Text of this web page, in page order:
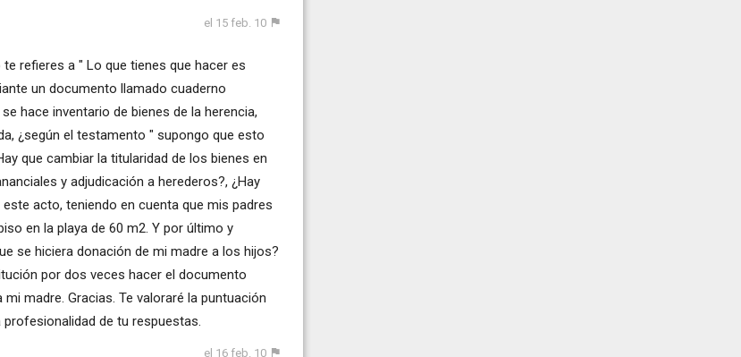
el 15 feb. 10
refieres a " Lo que tienes que hacer es
un documento llamado cuaderno
hace inventario de bienes de la herencia,
¿según el testamento " supongo que esto
que cambiar la titularidad de los bienes en
y adjudicación a herederos?, ¿Hay
acto, teniendo en cuenta que mis padres
en la playa de 60 m2. Y por último y
se hiciera donación de mi madre a los hijos?
por dos veces hacer el documento
madre. Gracias. Te valoraré la puntuación
de tu respuestas.
el 16 feb. 10